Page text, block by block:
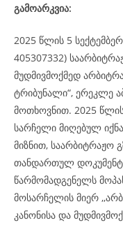
გამოარკვია:
2025 წლის 5
405307332)
მუდმივმოქმედ
ტრიბუნალი“, ერეკლე
მოთხოვნით. 2025
სარჩელი მიღებულ
მიზნით, საარბიტრაჟო
თანდართულ
წარმომადგენელს
მოსარჩელის მიერ
კანონისა და